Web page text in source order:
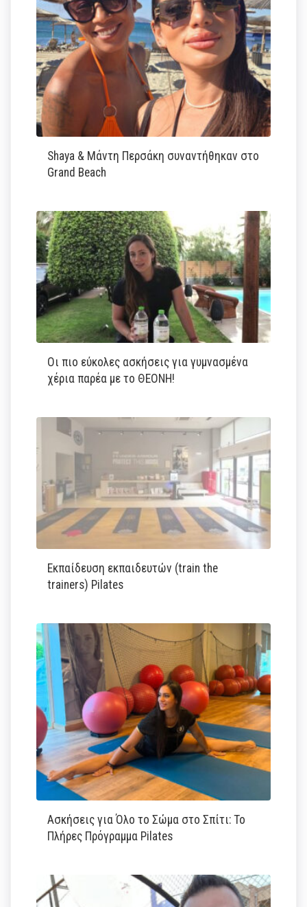
Shaya & Μάντη Περσάκη συναντήθηκαν στο
Grand Beach
Οι πιο εύκολες ασκήσεις για γυμνασμένα
χέρια παρέα με το ΘΕΟΝΗ!
Εκπαίδευση εκπαιδευτών (train the
trainers) Pilates
Ασκήσεις για Όλο το Σώμα στο Σπίτι: Το
Πλήρες Πρόγραμμα Pilates